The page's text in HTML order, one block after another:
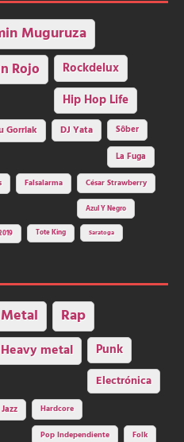
Muguruza
Rojo Rockdelux
Hip Hop Life
Gorriak DJ Yata
Sôber
La Fuga
Falsalarma César Strawberry
Azul Y Negro
Tote King Saratoga
Metal Rap
Heavy metal Punk
Electrónica
Jazz Hardcore
Pop Independiente Folk